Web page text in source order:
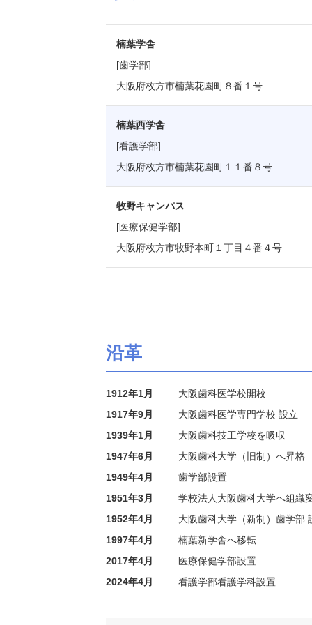
楠葉学舎
[歯学部]
大阪府枚方市楠葉花園町８番１号
楠葉西学舎
[看護学部]
大阪府枚方市楠葉花園町１１番８号
牧野キャンパス
[医療保健学部]
大阪府枚方市牧野本町１丁目４番４号
沿革
1912年1月
大阪歯科医学校開校
1917年9月
大阪歯科医学専門学校 設立
1939年1月
大阪歯科技工学校を吸収
1947年6月
大阪歯科大学（旧制）へ昇格
1949年4月
歯学部設置
1951年3月
学校法人大阪歯科大学へ組織
1952年4月
大阪歯科大学（新制）歯学部
1997年4月
楠葉新学舎へ移転
2017年4月
医療保健学部設置
2024年4月
看護学部看護学科設置